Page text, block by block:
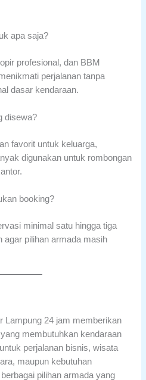
apa saja?
profesional, dan BBM
perjalanan tanpa
dasar kendaraan.
disewa?
favorit untuk keluarga,
digunakan untuk rombongan
booking?
minimal satu hingga tiga
agar pilihan armada masih
Lampung 24 jam memberikan
membutuhkan kendaraan
perjalanan bisnis, wisata
maupun kebutuhan
pilihan armada yang